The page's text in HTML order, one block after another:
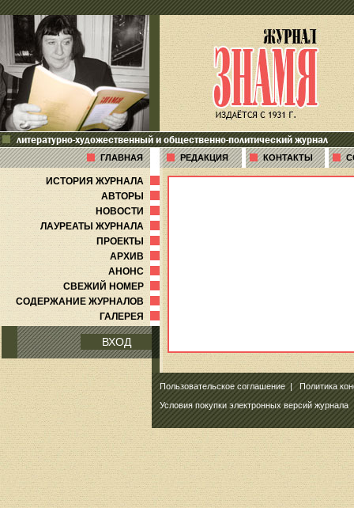
литературно-художественный и общественно-политический журнал
ГЛАВНАЯ РЕДАКЦИЯ КОНТАКТЫ
ИСТОРИЯ ЖУРНАЛА
АВТОРЫ
НОВОСТИ
ЛАУРЕАТЫ ЖУРНАЛА
ПРОЕКТЫ
АРХИВ
АНОНС
СВЕЖИЙ НОМЕР
СОДЕРЖАНИЕ ЖУРНАЛОВ
ГАЛЕРЕЯ
ВХОД
Пользовательское соглашение|Политика
Условия покупки электронных версий журнала